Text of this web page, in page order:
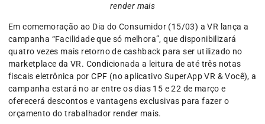
render mais
Em comemoração ao Dia do Consumidor (15/03) a VR lança a
campanha “Facilidade que só melhora”, que disponibilizará
quatro vezes mais retorno de cashback para ser utilizado no
marketplace da VR. Condicionada a leitura de até três notas
fiscais eletrônica por CPF (no aplicativo SuperApp VR & Você), a
campanha estará no ar entre os dias 15 e 22 de março e
oferecerá descontos e vantagens exclusivas para fazer o
orçamento do trabalhador render mais.